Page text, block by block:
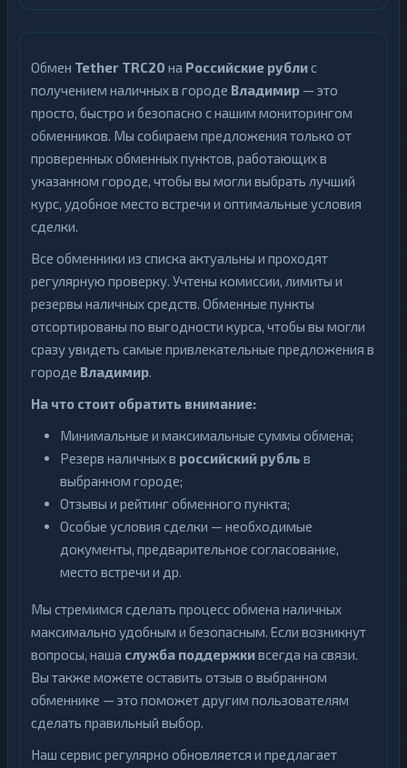
Обмен Tether TRC20 на Российские рублис
получением наличных в городе Владимир — это
просто, быстро и безопасно с нашим мониторингом
обменников. Мы собираем предложения только от
проверенных обменных пунктов, работающих в
указанном городе, чтобы вы могли выбрать лучший
курс, удобное место встречи и оптимальные условия
сделки.
Все обменники из списка актуальны и проходят
регулярную проверку. Учтены комиссии, лимиты и
резервы наличных средств. Обменные пункты
отсортированы по выгодности курса, чтобы вы могли
сразу увидеть самые привлекательные предложения в
городе Владимир.
На что стоит обратить внимание:
Минимальные и максимальные суммы обмена;
Резерв наличных в российский рубль в
выбранном городе;
Отзывы и рейтинг обменного пункта;
Особые условия сделки — необходимые
документы, предварительное согласование,
место встречи и др.
Мы стремимся сделать процесс обмена наличных
максимально удобным и безопасным. Если возникнут
вопросы, наша служба поддержкивсегда на связи.
Вы также можете оставить отзыв о выбранном
обменнике — это поможет другим пользователям
сделать правильный выбор.
Наш сервис регулярно обновляется и предлагает